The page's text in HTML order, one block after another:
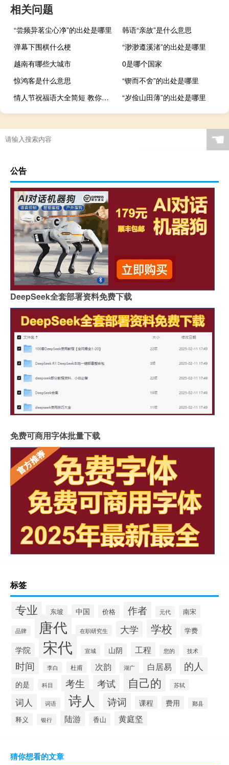
相关问题
“尝频异茗尘心净”的出处是哪里
韩语“亲故”是什么意思
弹幕下围棋什么梗
“渺渺遵溪渚”的出处是哪里
越南有哪些大城市
0是哪个国家
惊鸿客是什么意思
“锲而不舍”的出处是哪里
情人节祝福语大全简短 教你几句祝福语
“岁俭山田薄”的出处是哪里
☚
公告
DeepSeek全套部署资料免费下载
免费可商用字体批量下载
标签
专业 东坡 中国 价格 作者 元代 南宋
品牌 唐代 在职研究生 大学 学校 学费
学院 宋代 宣城 山阴 工程 您的 技术
时间 李白 杜甫 次韵 湖广 白居易 的人
的是 科目 考生 考试 自己的 苏轼
词人 词语 诗人 诗词 课程 费用 鄞县
释义 银行 陆游 香山 黄庭坚
猜你想看的文章